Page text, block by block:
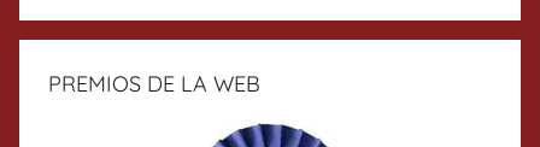
PREMIOS DE LA WEB